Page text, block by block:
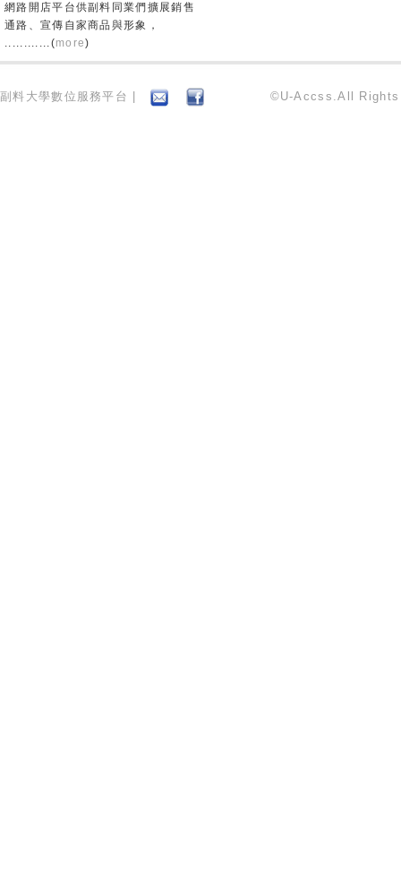
網路開店平台供副料同業們擴展銷售
通路、宣傳自家商品與形象，
............(more)
副料大學數位服務平台 | ©U-Accss.All Rights